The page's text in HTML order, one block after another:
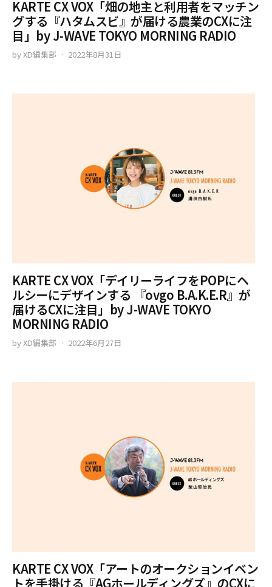
KARTE CX VOX「畑の地主と利用者をマッチン
グする『ハタムスビ』が届ける農業のCXに注
目」by J-WAVE TOKYO MORNING RADIO
byXD編集部 2022年8月31日
KARTE CX VOX「デイリーライフをPOPにヘ
ルシーにデザインする 『ovgo B.A.K.E.R』が
届けるCXに注目」by J-WAVE TOKYO
MORNING RADIO
byXD編集部 2022年6月27日
KARTE CX VOX「アートのオークションイベン
トを手掛ける『AGホールディングズ』のCXに